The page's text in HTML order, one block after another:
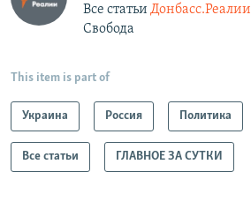
Все статьи Донбасс.Реалии
Свобода
This item is part of
Украина Россия Политика
Все статьи ГЛАВНОЕ ЗА СУТКИ